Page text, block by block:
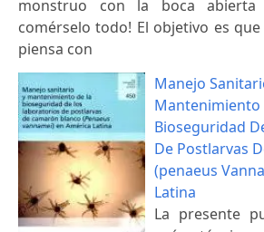
monstruo con la boca
comérselo todo! El objetivo es
piensa con
Manejo
Mantenimiento
Bioseguridad
De Postlarvas
(penaeus
Latina
La presente